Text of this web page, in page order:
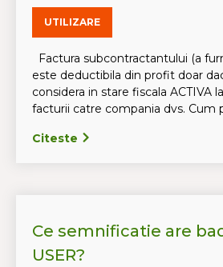
UTILIZARE
Factura subcontractantului (a
este deductibila din profit doar
considera in stare fiscala ACTIVA
facturii catre compania dvs. Cum
Citeste
Ce semnificatie are
USER?